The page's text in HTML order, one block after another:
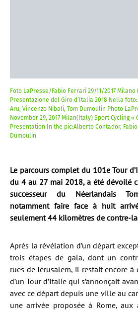
Foto LaPresse/Fabio Ferrari 29/11/2017
Presentazione del Giro d’Italia 2018 Nella
Aru, Vincenzo Nibali, Tom Dumoulin Photo
November 29, 2017 Milan(Italy) Sport Cycling «
Presentation In the pic:Alberto Contador,
Dumoulin
Le parcours complet du 101e Tour
du 4 au 27 mai 2018, a été dévoilé
successeur du Néerlandais
notamment faire face à huit
seulement 44 kilomètres de contre-
Après la révélation d’un départ
trois étapes de gala, dont un
rues de Jérusalem, il restait encore
d’un Tour d’Italie qui s’annonçait
avec ce départ depuis une ville au
une arrivée proposée à Rome, aux